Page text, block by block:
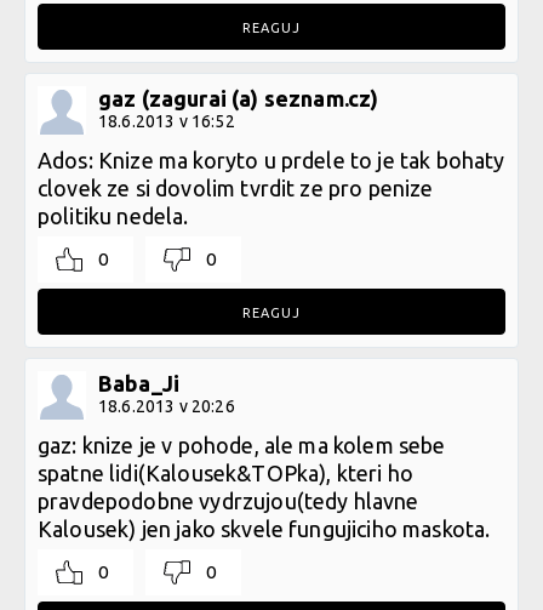
REAGUJ
gaz (zagurai (a) seznam.cz)
18.6.2013 v 16:52
Ados: Knize ma koryto u prdele to je tak bohaty
clovek ze si dovolim tvrdit ze pro penize
politiku nedela.
0 0
REAGUJ
Baba_Ji
18.6.2013 v 20:26
gaz: knize je v pohode, ale ma kolem sebe
spatne lidi(Kalousek&TOPka), kteri ho
pravdepodobne vydrzujou(tedy hlavne
Kalousek) jen jako skvele fungujiciho maskota.
0 0